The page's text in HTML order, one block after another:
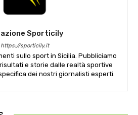
Sporticily
https://sporticily.it
sullo sport in Sicilia. Pubbliciamo
e storie dalle realtà sportive
dei nostri giornalisti esperti.